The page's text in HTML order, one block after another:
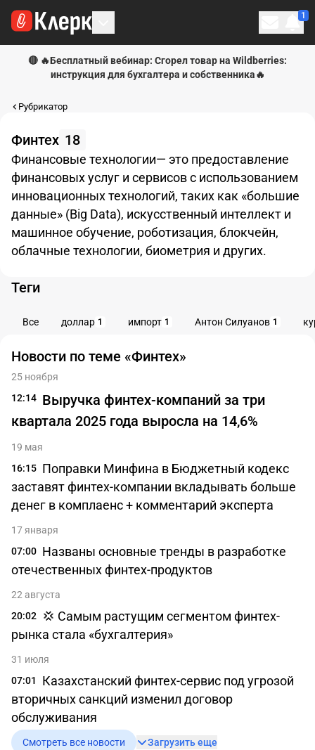
1
🔴 🔥Бесплатный вебинар: Сгорел товар на Wildberries:
инструкция для бухгалтера и собственника🔥
Рубрикатор
Финтех 18
Финансовые технологии— это предоставление
финансовых услуг и сервисов с использованием
инновационных технологий, таких как «большие
данные» (Big Data), искусственный интеллект и
машинное обучение, роботизация, блокчейн,
облачные технологии, биометрия и других.
Теги
Все доллар 1 импорт 1 Антон Силуанов 1
Новости по теме «Финтех»
25 ноября
12:14 Выручка финтех-компаний за три
квартала 2025 года выросла на 14,6%
19 мая
16:15 Поправки Минфина в Бюджетный кодекс
заставят финтех-компании вкладывать больше
денег в комплаенс + комментарий эксперта
17 января
07:00 Названы основные тренды в разработке
отечественных финтех-продуктов
22 августа
20:02
💢 Самым растущим сегментом финтех-
рынка стала «бухгалтерия»
31 июля
07:01
Казахстанский финтех-сервис под угрозой
вторичных санкций изменил договор
обслуживания
Смотреть все новости Загрузить еще